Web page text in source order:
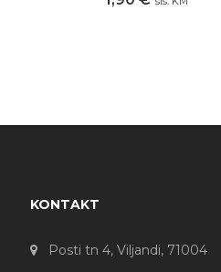
KONTAKT
Posti tn 4, Viljandi, 71004